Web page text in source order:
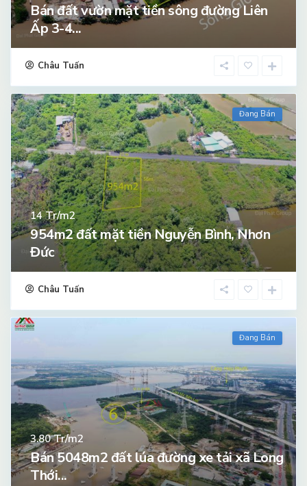
Bán đất vườn mặt tiền sông đường Liên
Ấp 3-4...
Châu Tuấn
Đang Bán
14Tr/m2
954m2 đất mặt tiền Nguyễn Bình, Nhơn
Đức
Châu Tuấn
Đang Bán
3.80Tr/m2
Bán 5048m2 đất lúa đường xe tải xã Long
Thới...